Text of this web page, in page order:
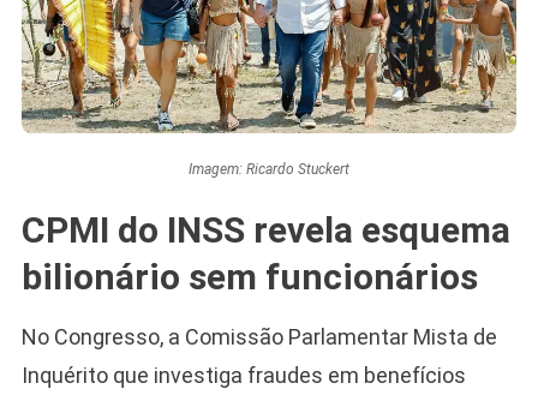
Imagem: Ricardo Stuckert
CPMI do INSS revela esquema
bilionário sem funcionários
No Congresso, a Comissão Parlamentar Mista de
Inquérito que investiga fraudes em benefícios